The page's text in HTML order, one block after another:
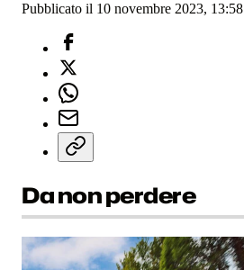
Pubblicato il 10 novembre 2023, 13:58
Da non perdere